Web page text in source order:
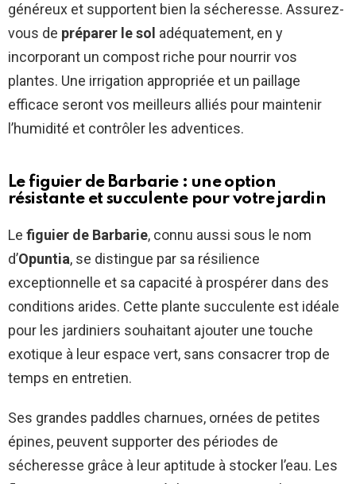
généreux et supportent bien la sécheresse. Assurez-
vous de préparer le sol adéquatement, en y
incorporant un compost riche pour nourrir vos
plantes. Une irrigation appropriée et un paillage
efficace seront vos meilleurs alliés pour maintenir
l’humidité et contrôler les adventices.
Le figuier de Barbarie : une option
résistante et succulente pour votre jardin
Le figuier de Barbarie, connu aussi sous le nom
d’Opuntia, se distingue par sa résilience
exceptionnelle et sa capacité à prospérer dans des
conditions arides. Cette plante succulente est idéale
pour les jardiniers souhaitant ajouter une touche
exotique à leur espace vert, sans consacrer trop de
temps en entretien.
Ses grandes paddles charnues, ornées de petites
épines, peuvent supporter des périodes de
sécheresse grâce à leur aptitude à stocker l’eau. Les